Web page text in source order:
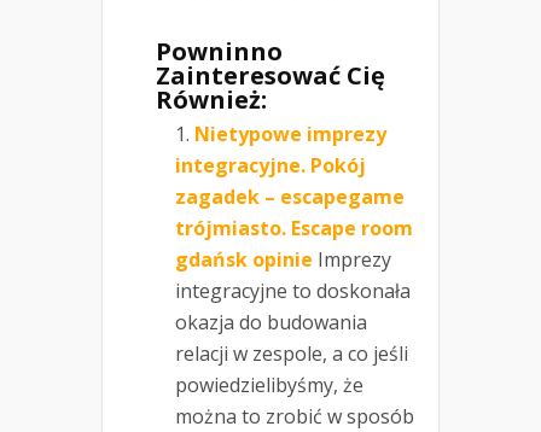
Powninno
Zainteresować Cię
Również:
Nietypowe imprezy
integracyjne. Pokój
zagadek – escapegame
trójmiasto. Escape room
gdańsk opinie Imprezy
integracyjne to doskonała
okazja do budowania
relacji w zespole, a co jeśli
powiedzielibyśmy, że
można to zrobić w sposób